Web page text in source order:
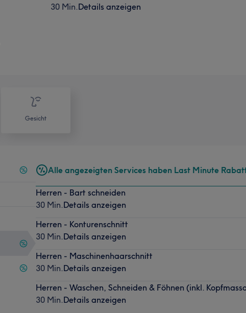
30 Min.Details anzeigen
Gesicht
Alle angezeigten Services haben Last Minute
Herren - Bart schneiden
30 Min.Details anzeigen
Herren - Konturenschnitt
30 Min.Details anzeigen
Herren - Maschinenhaarschnitt
30 Min.Details anzeigen
Herren - Waschen, Schneiden & Föhnen (inkl.
30 Min.Details anzeigen